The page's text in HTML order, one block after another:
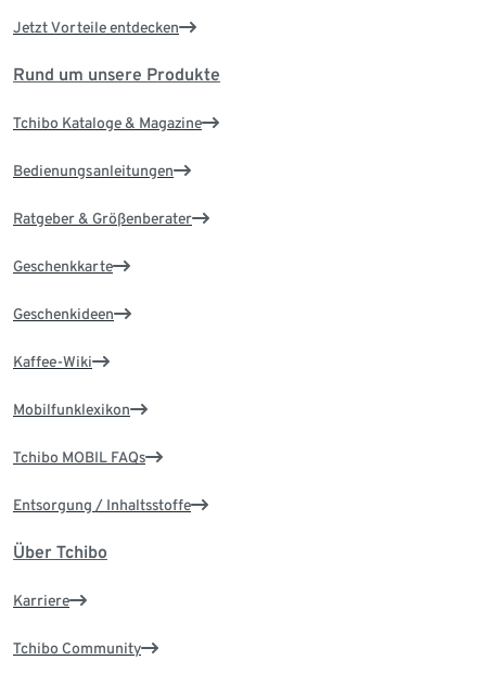
Jetzt Vorteile entdecken
Rund um unsere Produkte
Tchibo Kataloge & Magazine
Bedienungsanleitungen
Ratgeber & Größenberater
Geschenkkarte
Geschenkideen
Kaffee-Wiki
Mobilfunklexikon
Tchibo MOBIL FAQs
Entsorgung / Inhaltsstoffe
Über Tchibo
Karriere
Tchibo Community